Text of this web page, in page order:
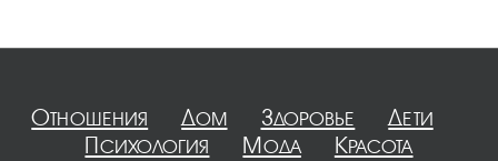
Отношения Дом Здоровье
Дети
Психология
Мода Красота